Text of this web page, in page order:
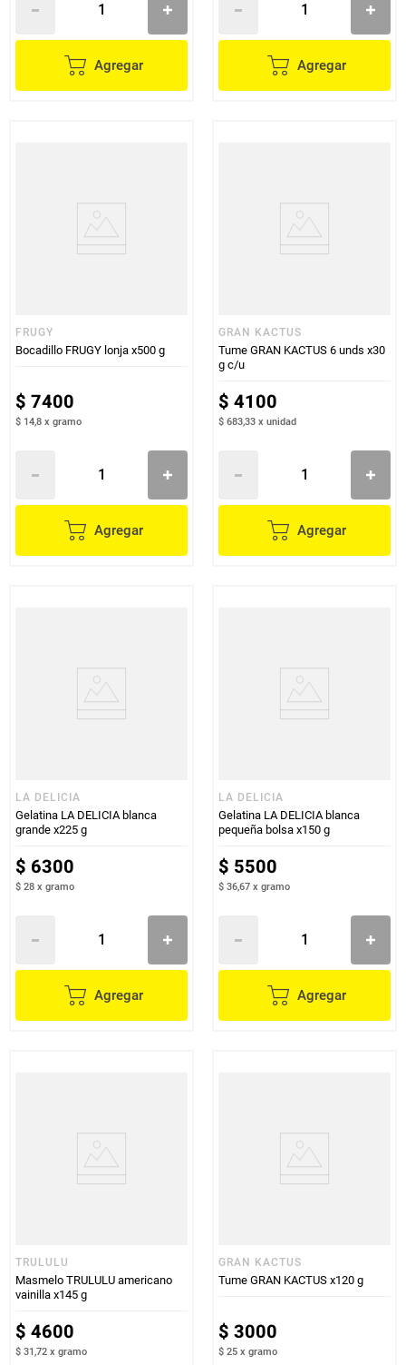
Agregar Agregar
FRUGY
Bocadillo FRUGY lonja x500 g
$ 7400
$ 14,8 x gramo
Agregar
GRAN KACTUS
Tume GRAN KACTUS 6 unds x30
g c/u
$ 4100
$ 683,33 x unidad
Agregar
LA DELICIA
Gelatina LA DELICIA blanca
grande x225 g
$ 6300
$ 28 x gramo
Agregar
LA DELICIA
Gelatina LA DELICIA blanca
pequeña bolsa x150 g
$ 5500
$ 36,67 x gramo
Agregar
TRULULU
Masmelo TRULULU americano
vainilla x145 g
$ 4600
$ 31,72 x gramo
GRAN KACTUS
Tume GRAN KACTUS x120 g
$ 3000
$ 25 x gramo